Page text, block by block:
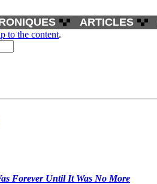
ARTICLES
to the content.
Forever Until It Was No More